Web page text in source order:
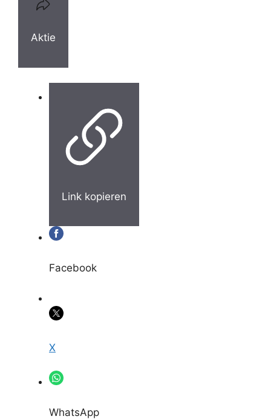
Aktie
Link kopieren
Facebook
X
WhatsApp